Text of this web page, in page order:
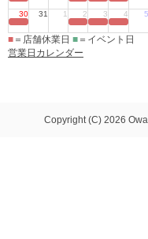
30 31 1 2 3 4 5
■ ＝店舗休業日 ■ ＝イベント日
営業日カレンダー
Copyright (C) 2026